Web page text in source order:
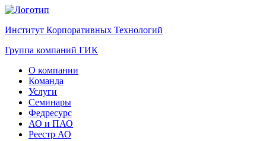
Институт Корпоративных Технологий
Группа компаний ГИК
О компании
Команда
Услуги
Семинары
Федресурс
АО и ПАО
Реестр АО